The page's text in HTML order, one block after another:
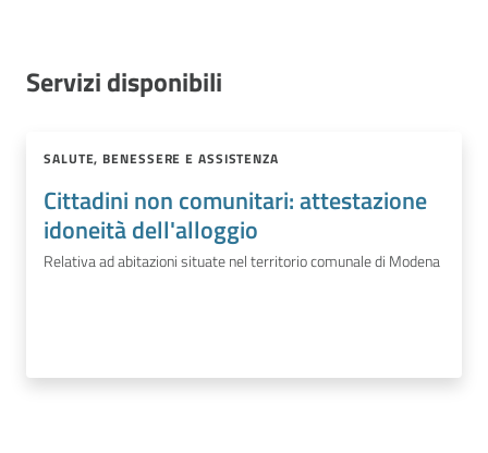
Servizi disponibili
SALUTE, BENESSERE E ASSISTENZA
Cittadini non comunitari: attestazione
idoneità dell'alloggio
Relativa ad abitazioni situate nel territorio comunale di Modena